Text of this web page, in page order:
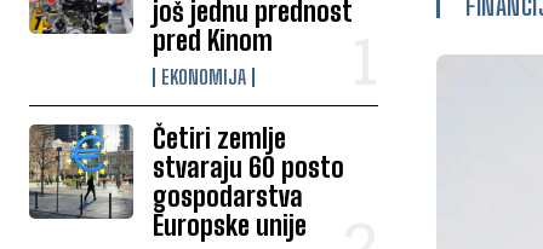
još jednu prednost
pred Kinom
EKONOMIJA
Četiri zemlje
stvaraju 60 posto
gospodarstva
Europske unije